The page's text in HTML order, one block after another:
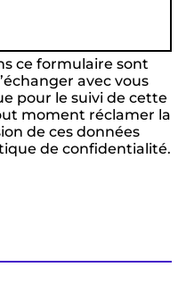
ce formulaire sont
avec vous
pour le suivi de cette
moment réclamer la
de ces données
de confidentialité.